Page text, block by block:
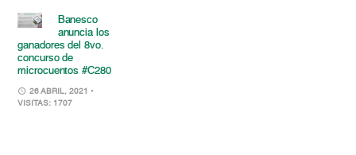
Banesco
anuncia los
ganadores del 8vo.
concurso de
microcuentos #C280
26 ABRIL, 2021 •
VISITAS: 1707